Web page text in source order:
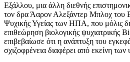
Εξάλλου, μια άλλη διεθνής
τον δρα Άαρον Αλεξάντερ Μπλοχ του
Ψυχικής Υγείας των ΗΠΑ, που μόλις
επιθεώρηση βιολογικής ψυχιατρικής
επιβεβαίωσε ότι η ανάπτυξη του
σχιζοφρένεια διαφέρει από εκείνη των